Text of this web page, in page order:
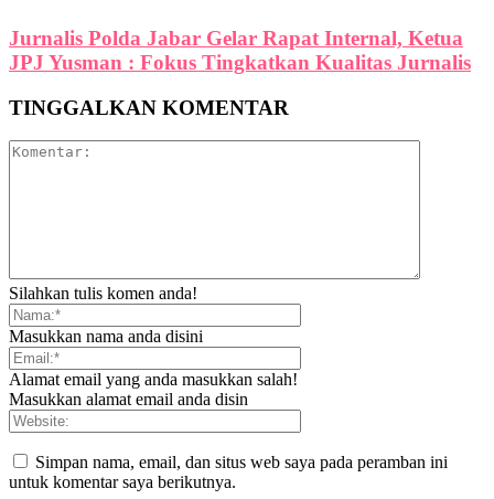
Jurnalis Polda Jabar Gelar Rapat Internal, Ketua
JPJ Yusman : Fokus Tingkatkan Kualitas Jurnalis
TINGGALKAN KOMENTAR
Silahkan tulis komen anda!
Masukkan nama anda disini
Alamat email yang anda masukkan salah!
Masukkan alamat email anda disin
Simpan nama, email, dan situs web saya pada peramban ini
untuk komentar saya berikutnya.